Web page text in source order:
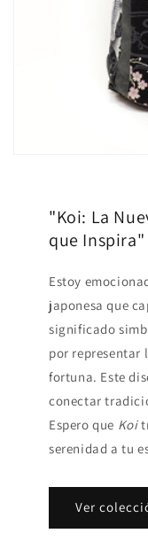
"Koi: La
que Inspira"
Estoy
japonesa que
significado
por representar
fortuna. Este
conectar
Espero que Koi
serenidad a tu
Ver